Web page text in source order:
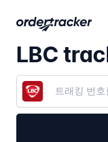
LBC